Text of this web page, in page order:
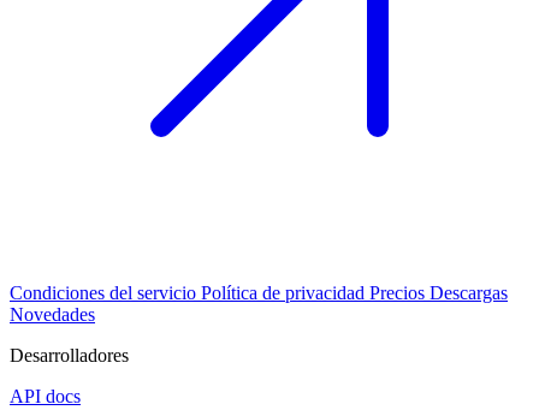
Condiciones del servicio Política de privacidad Precios Descargas
Novedades
Desarrolladores
API docs